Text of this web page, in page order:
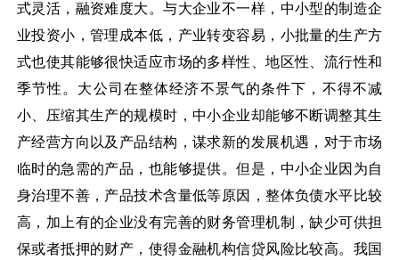
式灵活，融资难度大。与大企业不一样，中小型的制造企
业投资小，管理成本低，产业转变容易，小批量的生产方
式也使其能够很快适应市场的多样性、地区性、流行性和
季节性。大公司在整体经济不景气的条件下，不得不减
小、压缩其生产的规模时，中小企业却能够不断调整其生
产经营方向以及产品结构，谋求新的发展机遇，对于市场
临时的急需的产品，也能够提供。但是，中小企业因为自
身治理不善，产品技术含量低等原因，整体负债水平比较
高，加上有的企业没有完善的财务管理机制，缺少可供担
保或者抵押的财产，使得金融机构信贷风险比较高。我国